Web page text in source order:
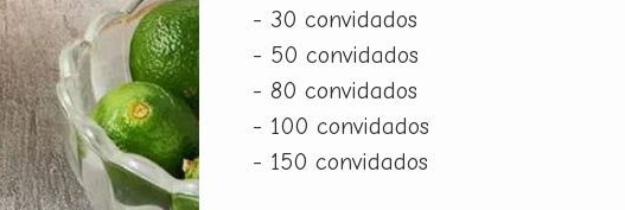
- 30 convidados
- 50 convidados
- 80 convidados
- 100 convidados
- 150 convidados